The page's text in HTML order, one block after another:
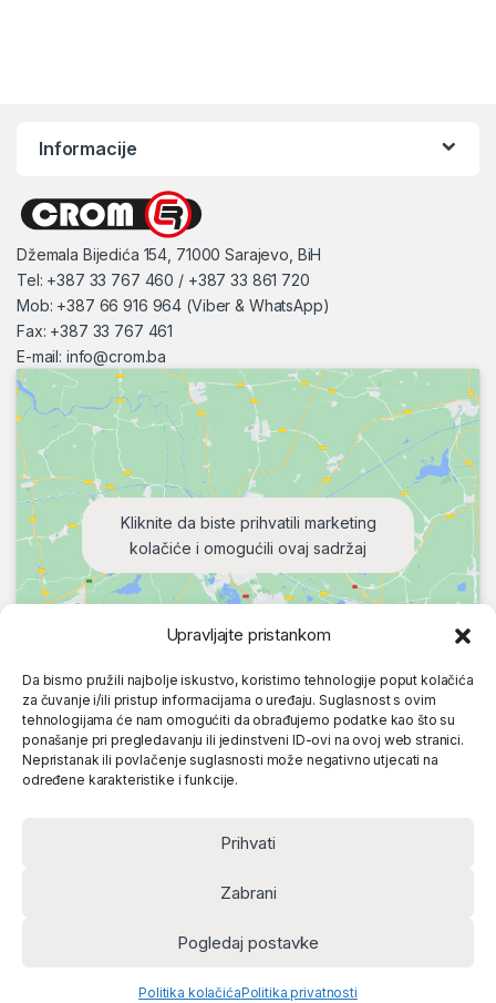
Upravljajte pristankom
Da bismo pružili najbolje iskustvo, koristimo tehnologije poput kolačića
za čuvanje i/ili pristup informacijama o uređaju. Suglasnost s ovim
tehnologijama će nam omogućiti da obrađujemo podatke kao što su
ponašanje pri pregledavanju ili jedinstveni ID-ovi na ovoj web stranici.
Nepristanak ili povlačenje suglasnosti može negativno utjecati na
određene karakteristike i funkcije.
Prihvati
Zabrani
Pogledaj postavke
Politika kolačićaPolitika privatnosti
Informacije
Džemala Bijedića 154, 71000 Sarajevo, BiH
Tel: +387 33 767 460 / +387 33 861 720
Mob: +387 66 916 964 (Viber & WhatsApp)
Fax: +387 33 767 461
E-mail: info@crom.ba
Kliknite da biste prihvatili marketing
kolačiće i omogućili ovaj sadržaj
Account Cart